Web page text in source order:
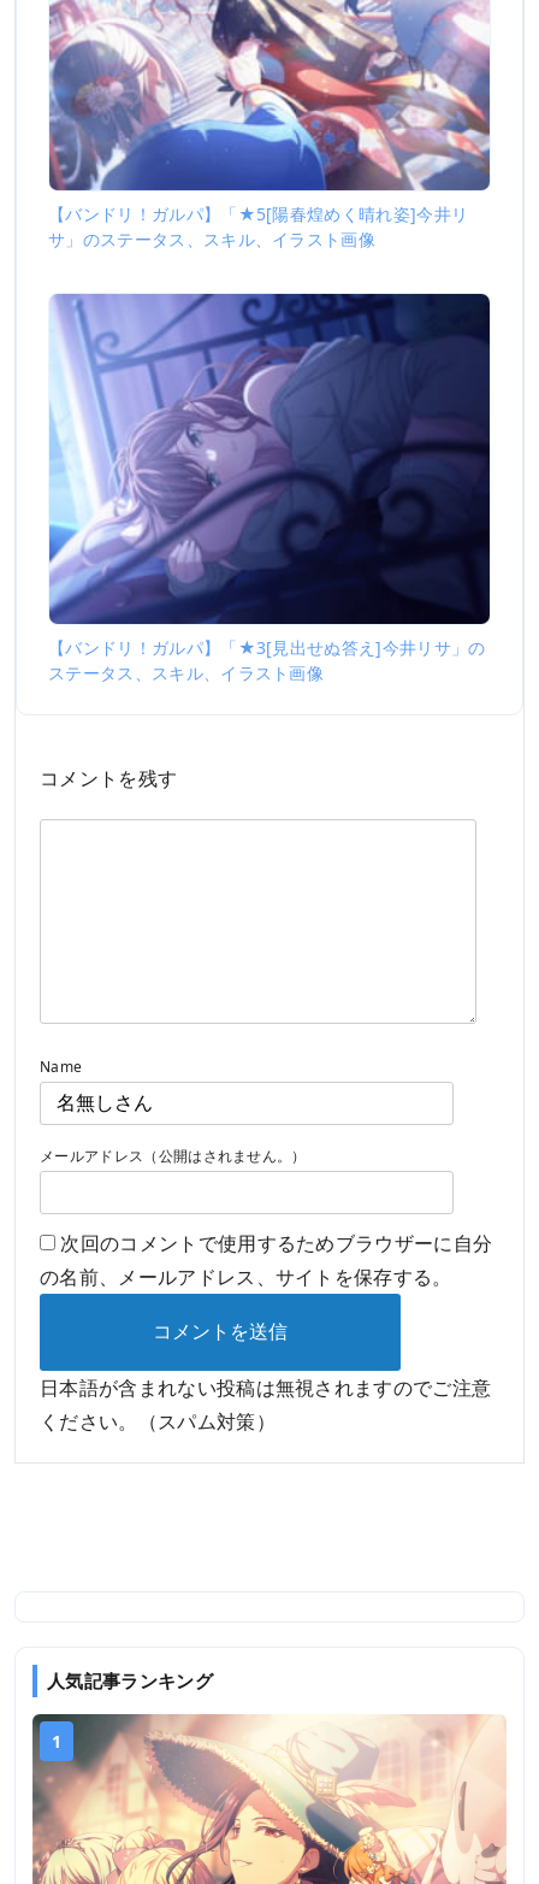
【バンドリ！ガルパ】「★5[陽春煌めく晴れ姿]今井リ
サ」のステータス、スキル、イラスト画像
【バンドリ！ガルパ】「★3[見出せぬ答え]今井リサ」の
ステータス、スキル、イラスト画像
コメントを残す
Name
メールアドレス（公開はされません。）
次回のコメントで使用するためブラウザーに自分
の名前、メールアドレス、サイトを保存する。
日本語が含まれない投稿は無視されますのでご注意
ください。（スパム対策）
人気記事ランキング
1